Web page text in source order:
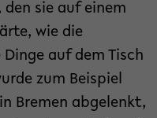
den sie auf einem
wie die
auf dem Tisch
zum Beispiel
Bremen abgelenkt,